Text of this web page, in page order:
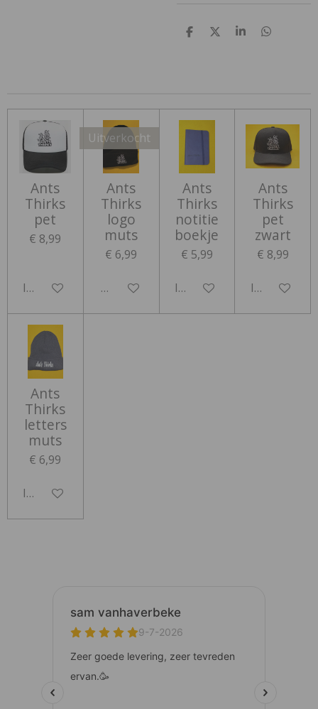
D
D
S
D
Ants
Thirks
pet
€ 8,99
In winkelwagen
Uitverkocht
Ants
Thirks
logo
muts
€ 6,99
Houd mij op de hoogte
Ants
Thirks
notitie
boekje
€ 5,99
In winkelwagen
Ants
Thirks
pet
zwart
€ 8,99
In
Ants
Thirks
letters
muts
€ 6,99
In winkelwagen